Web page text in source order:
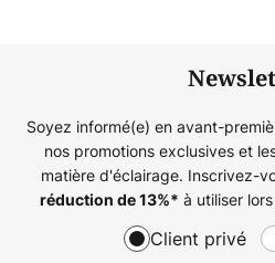
Soyez informé(e) en avant-
nos promotions exclusives et
matière d'éclairage. Inscrivez-
réduction de13%* à utiliser
Client privé